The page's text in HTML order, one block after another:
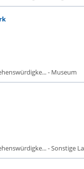
- Museum
- Sonstige